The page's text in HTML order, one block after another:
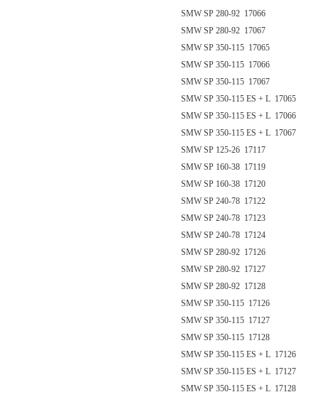
SMW SP 280-92 17066
SMW SP 280-92 17067
SMW SP 350-115 17065
SMW SP 350-115 17066
SMW SP 350-115 17067
SMW SP 350-115 ES + L 17065
SMW SP 350-115 ES + L 17066
SMW SP 350-115 ES + L 17067
SMW SP 125-26 17117
SMW SP 160-38 17119
SMW SP 160-38 17120
SMW SP 240-78 17122
SMW SP 240-78 17123
SMW SP 240-78 17124
SMW SP 280-92 17126
SMW SP 280-92 17127
SMW SP 280-92 17128
SMW SP 350-115 17126
SMW SP 350-115 17127
SMW SP 350-115 17128
SMW SP 350-115 ES + L 17126
SMW SP 350-115 ES + L 17127
SMW SP 350-115 ES + L 17128